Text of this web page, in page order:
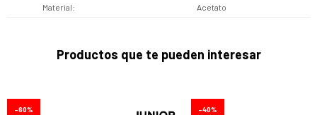
Material Acetato
Productos que te pueden interesar
60 40